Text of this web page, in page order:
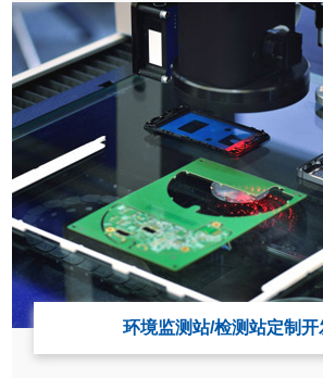
环境监测站/检测站定制开